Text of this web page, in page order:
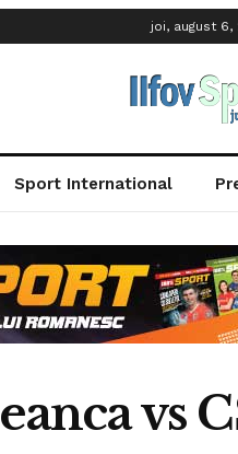
joi, august 6,
Sport International
vs